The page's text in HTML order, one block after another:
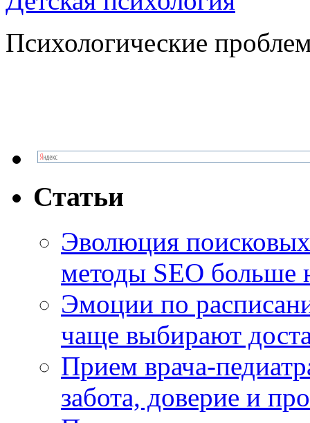
Психологические
Статьи
Эволюция
методы SEO больше
Эмоции по
чаще выбирают
Прием врача-
забота, доверие и